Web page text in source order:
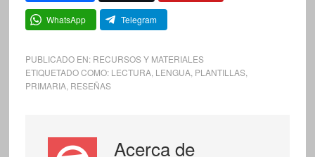
WhatsApp Telegram
PUBLICADO EN: RECURSOS Y MATERIALES
ETIQUETADO COMO: LECTURA, LENGUA, PLANTILLAS,
PRIMARIA, RESEÑAS
Acerca de